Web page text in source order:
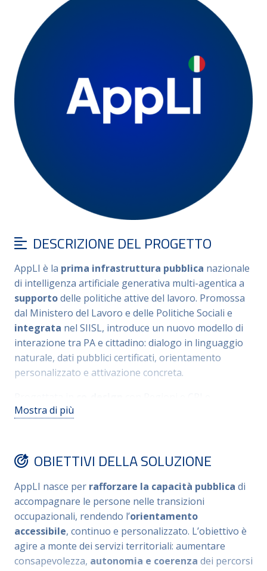
DESCRIZIONE DEL PROGETTO
AppLI è la prima infrastruttura pubblica nazionale
di intelligenza artificiale generativa multi-agentica a
supportodelle politiche attive del lavoro. Promossa
dal Ministero del Lavoro e delle Politiche Sociali e
integrata nel SIISL, introduce un nuovo modello di
interazione tra PA e cittadino: dialogo in linguaggio
naturale, dati pubblici certificati, orientamento
personalizzato e attivazione concreta.
sviluppata attraverso sperimentazione progressiva,
emergentie costruire percorsi; rafforza le reti
ecosistemi istituzionali; sviluppa nelle persone
competenze e autonomia decisionale.
adesione spontanea
di oltre 40.000 utenti, non
collegata a benefici economici, è la misura più diretta
del valore pubblico generato.
Mostra di più
OBIETTIVI DELLA SOLUZIONE
AppLI nasce per rafforzare la capacità pubblica di
accompagnare le persone nelle transizioni
occupazionali, rendendo l’orientamento
accessibile, continuo e personalizzato. L’obiettivo è
agire a monte dei servizi territoriali: aumentare
consapevolezza, autonomia e coerenza dei percorsi